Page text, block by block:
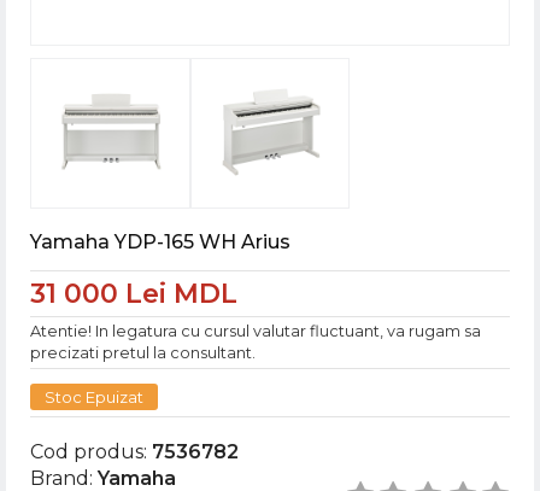
Yamaha YDP-165 WH Arius
31 000 Lei MDL
Atentie! In legatura cu cursul valutar fluctuant, va rugam sa
precizati pretul la consultant.
Stoc Epuizat
Cod produs: 7536782
Brand:Yamaha